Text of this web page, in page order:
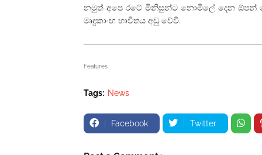
නමුත් අපෙ රටේ මිනිසුන්ට නොමිලේ දෙන ඕපන්
මෘදුකාංඟ භාවිතය අඩු වේවි.
Features
Tags: News
Facebook Twitter